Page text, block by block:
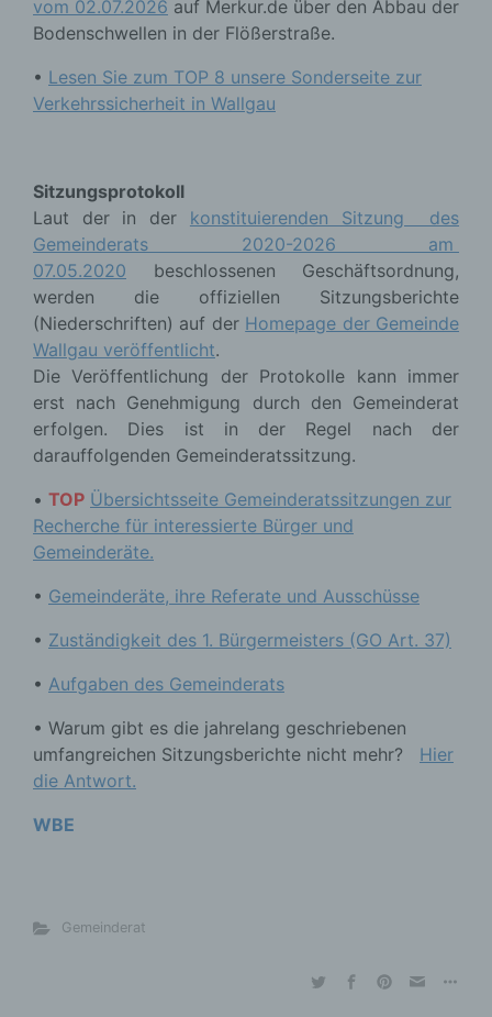
vom 02.07.2026 auf Merkur.de über den Abbau der
Bodenschwellen in der Flößerstraße.
• Lesen Sie zum TOP 8 unsere Sonderseite zur
Verkehrssicherheit in Wallgau
Sitzungsprotokoll
Laut der in der konstituierenden Sitzung des
Gemeinderats 2020-2026 am
07.05.2020 beschlossenen Geschäftsordnung,
werden die offiziellen Sitzungsberichte
(Niederschriften) auf der Homepage der Gemeinde
Wallgau veröffentlicht.
Die Veröffentlichung der Protokolle kann immer
erst nach Genehmigung durch den Gemeinderat
erfolgen. Dies ist in der Regel nach der
darauffolgenden Gemeinderatssitzung.
• TOP Übersichtsseite Gemeinderatssitzungen zur
Recherche für interessierte Bürger und
Gemeinderäte.
• Gemeinderäte, ihre Referate und Ausschüsse
• Zuständigkeit des 1. Bürgermeisters (GO Art. 37)
• Aufgaben des Gemeinderats
• Warum gibt es die jahrelang geschriebenen
umfangreichen Sitzungsberichte nicht mehr? Hier
die Antwort.
WBE
Gemeinderat